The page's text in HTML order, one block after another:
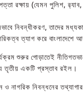
(যেমন পুলিশ, র‍্যাব,
নিবন্ধীকরণ, তাদের
ত্যাগ করে
শুরুর গোড়াতেই
তৃতীয় একটি প্রস্তাব রইল।
ও নাগরিক নিবন্ধনের